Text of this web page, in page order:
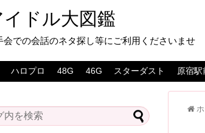
イドル大図鑑
会での会話のネタ探し等にご利用くださいませ
ハロプロ 48G 46G スターダスト 原宿駅